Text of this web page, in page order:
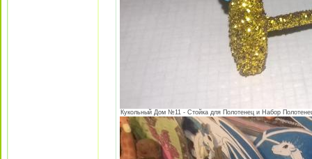
Кукольный Дом №11 - Стойка для Полотенец и Набор